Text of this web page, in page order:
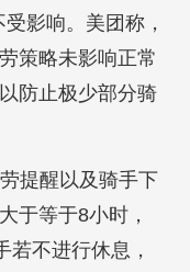
影响。美团称，
策略未影响正常
防止极少部分骑
提醒以及骑手下
于等于8小时，
若不进行休息，